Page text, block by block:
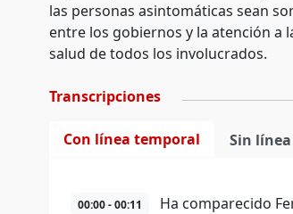
las personas asintomáticas sean
entre los gobiernos y la atención a
salud de todos los involucrados.
Transcripciones
Con línea temporal Sin
00:00 - 00:11
Ha comparecido